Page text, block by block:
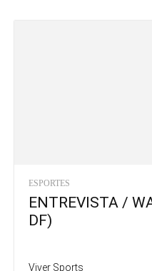
ESPORTES
ENTREVISTA /
DF)
Viver Sports